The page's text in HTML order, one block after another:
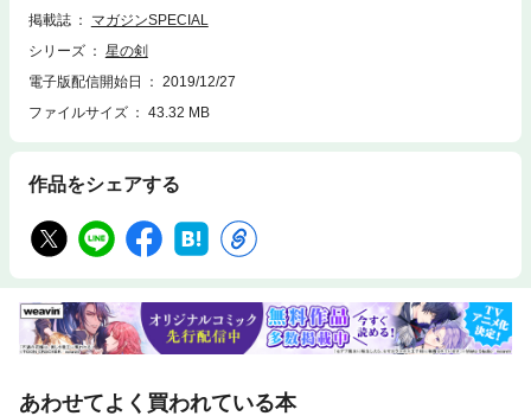
掲載誌
マガジンSPECIAL
シリーズ
星の剣
電子版配信開始日
2019/12/27
ファイルサイズ
43.32 MB
作品をシェアする
あわせてよく買われている本